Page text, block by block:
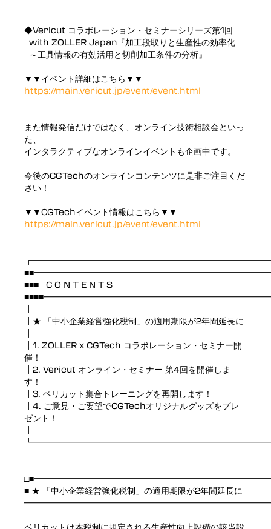
◆Vericut コラボレーション・セミナーシリーズ第1回
with ZOLLER Japan『加工段取りと生産性の効率化
～工具情報の有効活用と切削加工条件の分析』
▼▼イベント詳細はこちら▼▼
https://main.vericut.jp/event/event.html
また情報発信だけではなく、オンライン技術相談会といっ
た、
インタラクティブなオンラインイベントも企画中です。
今後のCGTechのオンラインコンテンツに是非ご注目くだ
さい！
▼▼CGTechイベント情報はこちら▼▼
https://main.vericut.jp/event/event.html
■■■ C O N T E N T S
┃
┃★ 「中小企業経営強化税制」の適用期限が2年間延長に
┃
┃1. ZOLLER x CGTech コラボレーション・セミナー開
催！
┃2. Vericut オンライン・セミナー 第4回を開催しま
す！
┃3. ベリカット集合トレーニングを再開します！
┃4. ご意見・ご要望でCGTechオリジナルグッズをプレ
ゼント！
┃
■ ★ 「中小企業経営強化税制」の適用期限が2年間延長に
ベリカットは本税制に規定される生産性向上設備の該当設